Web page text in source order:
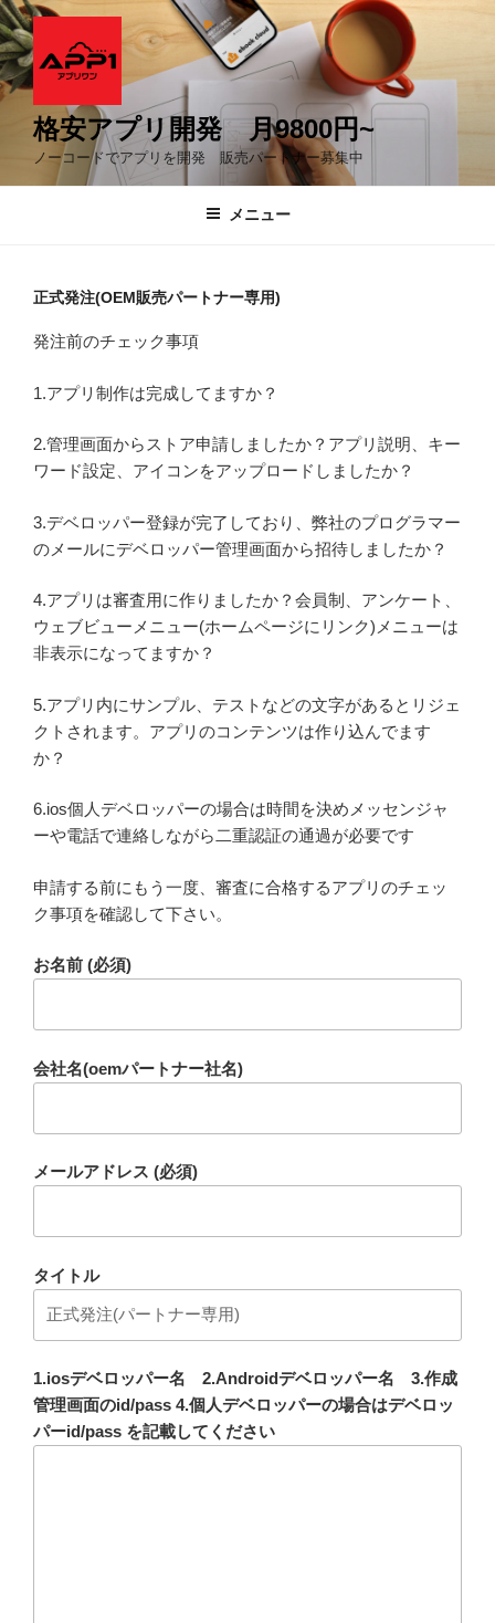
コ
ン
テ
ン
格安アプリ開発 月9800円~
ノーコードでアプリを開発 販売パートナー募集中
メニュー
正式発注(OEM販売パートナー専用)
発注前のチェック事項
1.アプリ制作は完成してますか？
2.管理画面からストア申請しましたか？アプリ説明、キー
ワード設定、アイコンをアップロードしましたか？
3.デベロッパー登録が完了しており、弊社のプログラマー
のメールにデベロッパー管理画面から招待しましたか？
4.アプリは審査用に作りましたか？会員制、アンケート、
ウェブビューメニュー(ホームページにリンク)メニューは
非表示になってますか？
5.アプリ内にサンプル、テストなどの文字があるとリジェ
クトされます。アプリのコンテンツは作り込んでます
か？
6.ios個人デベロッパーの場合は時間を決めメッセンジャ
ーや電話で連絡しながら二重認証の通過が必要です
申請する前にもう一度、審査に合格するアプリのチェッ
ク事項を確認して下さい。
お名前 (必須)
会社名(oemパートナー社名)
メールアドレス (必須)
タイトル
1.iosデベロッパー名 2.Androidデベロッパー名 3.作成
管理画面のid/pass 4.個人デベロッパーの場合はデベロッ
パーid/pass を記載してください